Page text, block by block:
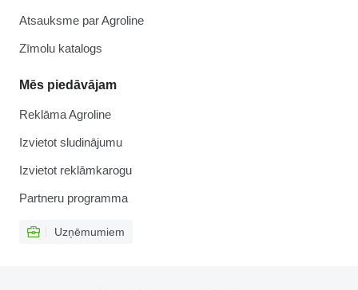
Atsauksme par Agroline
Zīmolu katalogs
Mēs piedāvājam
Reklāma Agroline
Izvietot sludinājumu
Izvietot reklāmkarogu
Partneru programma
Uzņēmumiem